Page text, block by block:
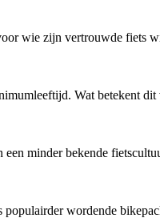
wie zijn vertrouwde fiets
Wat betekent dit
minder bekende
wordende